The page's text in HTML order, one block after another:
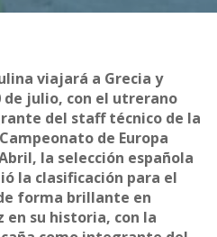
viajará a Grecia y
de julio, con el utrerano
del staff técnico de la
de Europa
la selección española
la clasificación para el
forma brillante en
en su historia, con la